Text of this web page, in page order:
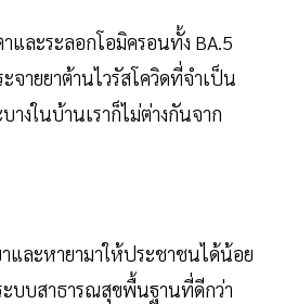
และระลอกโอมิครอนทั้ง BA.5
จายยาต้านไวรัสโควิดที่จำเป็น
างในบ้านเราก็ไม่ต่างกันจาก
าและหายามาให้ประชาชนได้น้อย
ะบบสาธารณสุขพื้นฐานที่ดีกว่า